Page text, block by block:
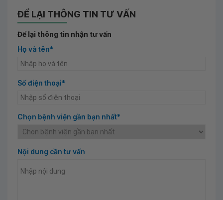
ĐỂ LẠI THÔNG TIN TƯ VẤN
Để lại thông tin nhận tư vấn
Họ và tên*
Số điện thoại*
Chọn bệnh viện gần bạn nhất*
Nội dung cần tư vấn